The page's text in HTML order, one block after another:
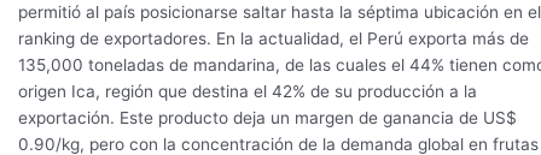
permitió al país posicionarse saltar hasta la séptima ubicación en el
ranking de exportadores. En la actualidad, el Perú exporta más de
135,000 toneladas de mandarina, de las cuales el 44% tienen
origen Ica, región que destina el 42% de su producción a la
exportación. Este producto deja un margen de ganancia de US$
0.90/kg, pero con la concentración de la demanda global en frutas